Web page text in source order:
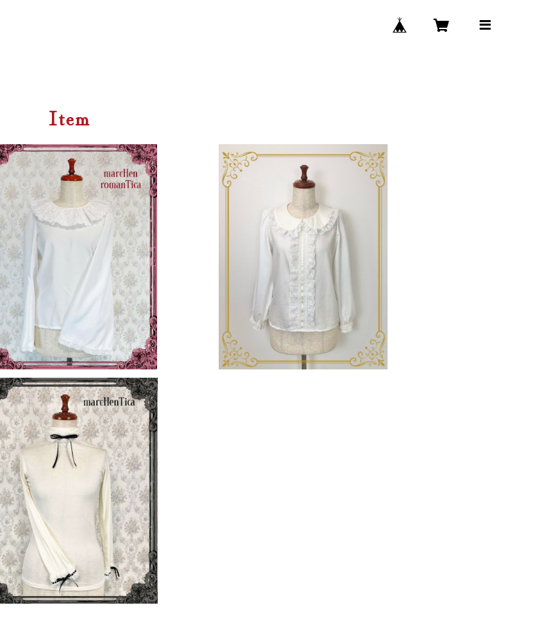
Item
大和撫子ブラウス
¥15,000
はしごレースブラウス
¥15,000
レースあったかインナー（ハイネッ
SOLD OUT